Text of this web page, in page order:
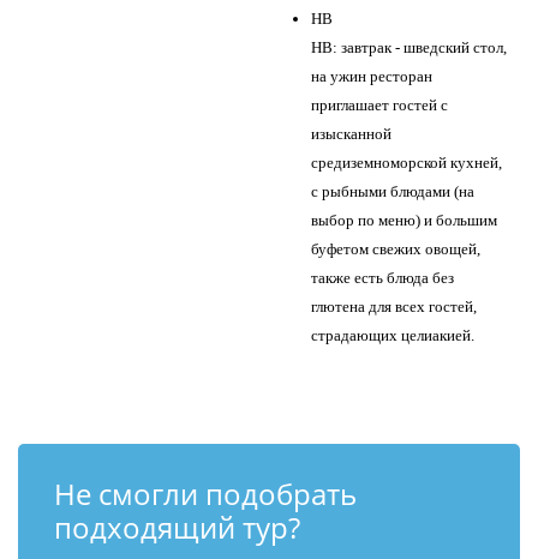
HB
HB: завтрак - шведский стол,
на ужин ресторан
приглашает гостей с
изысканной
средиземноморской кухней,
с рыбными блюдами (на
выбор по меню) и большим
буфетом свежих овощей,
также есть блюда без
глютена для всех гостей,
страдающих целиакией.
Не смогли подобрать
подходящий тур?